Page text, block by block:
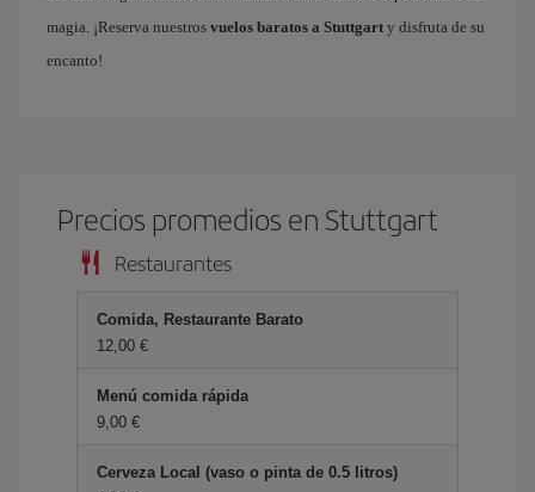
magia. ¡Reserva nuestros vuelos baratos a Stuttgart y disfruta de su
encanto!
Precios promedios en Stuttgart
Restaurantes
Comida, Restaurante Barato
12,00 €
Menú comida rápida
9,00 €
Cerveza Local (vaso o pinta de 0.5 litros)